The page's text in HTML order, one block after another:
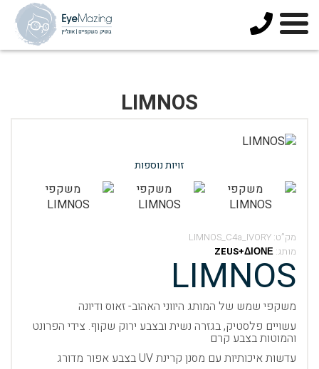
3744678
LIMNOS
זויות נוספות
מק”ט: LIMNOS_C4a_IVORY
מותג: ZEUS+ΔΙΟΝΕ
LIMNOS
משקפי שמש של המותג היווני האהוב- זאוס ודיונה
עשויים פלסטיק, בגזרה נשית ובצבע ירוק שקוף. צידי הפרונט
והמוטות בצבע קרם
עדשות איכותיות עם מסנן קרינת UV בצבע אפור מדורג